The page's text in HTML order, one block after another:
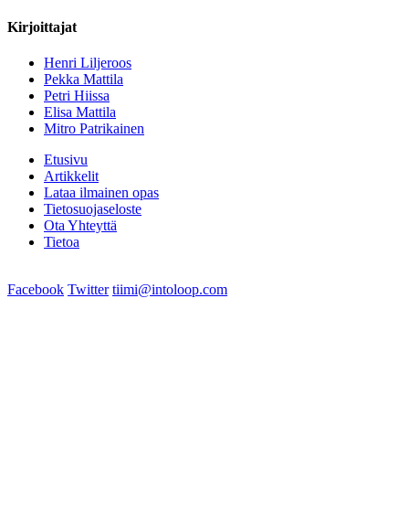
Kirjoittajat
Henri Liljeroos
Pekka Mattila
Petri Hiissa
Elisa Mattila
Mitro Patrikainen
Etusivu
Artikkelit
Lataa ilmainen opas
Tietosuojaseloste
Ota Yhteyttä
Tietoa
Facebook Twitter tiimi@intoloop.com